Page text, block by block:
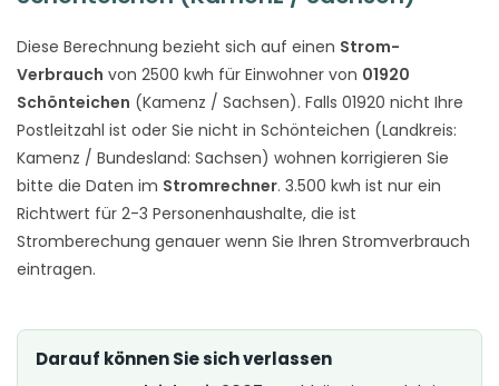
Diese Berechnung bezieht sich auf einen Strom-
Verbrauch von 2500 kwh für Einwohner von 01920
Schönteichen (Kamenz / Sachsen). Falls 01920 nicht Ihre
Postleitzahl ist oder Sie nicht in Schönteichen (Landkreis:
Kamenz / Bundesland: Sachsen) wohnen korrigieren Sie
bitte die Daten im Stromrechner. 3.500 kwh ist nur ein
Richtwert für 2-3 Personenhaushalte, die ist
Stromberechung genauer wenn Sie Ihren Stromverbrauch
eintragen.
Darauf können Sie sich verlassen